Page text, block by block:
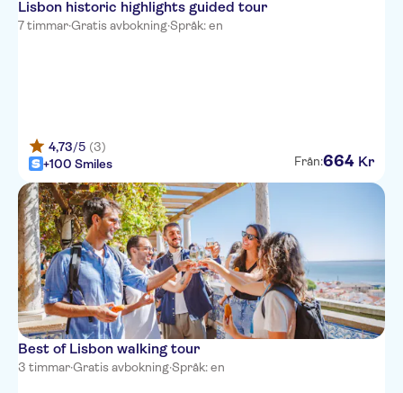
Lisbon historic highlights guided tour
7 timmar·Gratis avbokning·Språk: en
4,73/5 (3)
+100 Smiles
Från:664 Kr
Best of Lisbon walking tour
3 timmar·Gratis avbokning·Språk: en